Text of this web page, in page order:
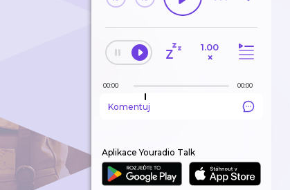
1.00
×
00:00 00:00
Komentuj
Aplikace Youradio Talk